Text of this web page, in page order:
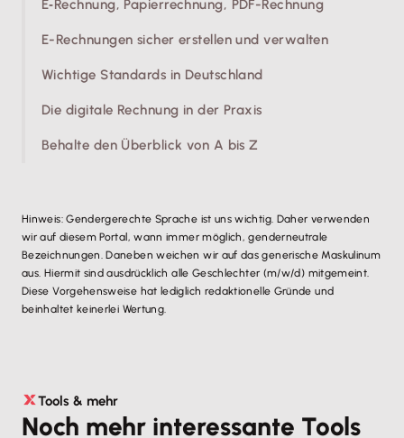
E‑Rechnung, Papierrechnung, PDF-Rechnung
E-Rechnungen sicher erstellen und verwalten
Wichtige Standards in Deutschland
Die digitale Rechnung in der Praxis
Behalte den Überblick von A bis Z
Hinweis: Gendergerechte Sprache ist uns wichtig. Daher verwenden
wir auf diesem Portal, wann immer möglich, genderneutrale
Bezeichnungen. Daneben weichen wir auf das generische Maskulinum
aus. Hiermit sind ausdrücklich alle Geschlechter (m/w/d) mitgemeint.
Diese Vorgehensweise hat lediglich redaktionelle Gründe und
beinhaltet keinerlei Wertung.
Tools & mehr
Noch mehr interessante Tools